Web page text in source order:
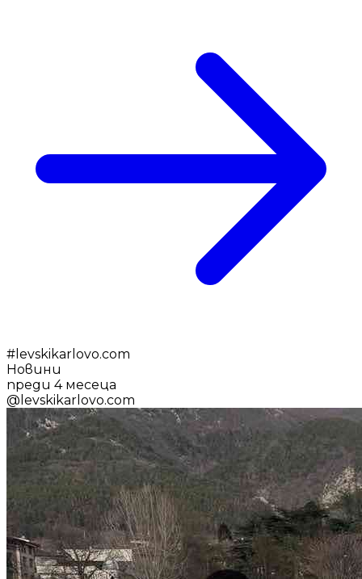
# levskikarlovo.com
Новини
преди 4 месеца
@ levskikarlovo.com